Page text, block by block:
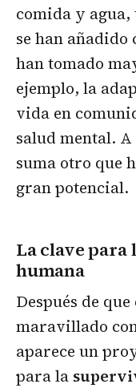
comida y
se han añadido
han tomado
ejemplo, la
vida en
salud mental. A
suma otro que
gran potencial.
La clave
humana
Después de
maravillado
aparece un
para la